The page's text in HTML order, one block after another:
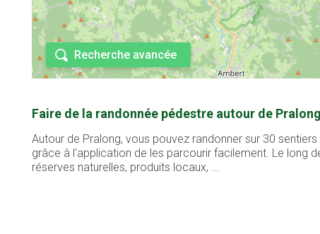
Recherche avancée
Faire de la randonnée pédestre autour de
Autour de Pralong, vous pouvez randonner sur 30
grâce à l'application de les parcourir facilement. Le long
réserves naturelles, produits locaux, ...